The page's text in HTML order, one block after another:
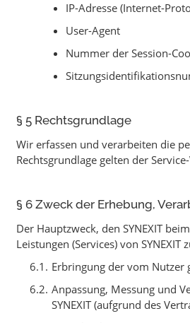
IP-Adresse (Internet-
User-Agent
Nummer der Session-
§ 5 Rechtsgrundlage
Wir erfassen und verarbeiten die
Rechtsgrundlage gelten der
§ 6 Zweck der Erhebung,
Der Hauptzweck, den SYNEXIT
Leistungen (Services) von
Erbringung der vom Nutzer
Anpassung, Messung und
SYNEXIT (aufgrund des